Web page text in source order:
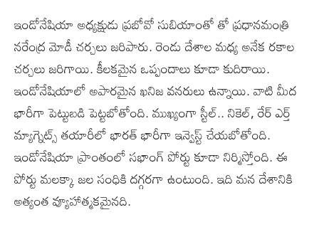
ఇండోనేషియా అధ్యక్షుడు ప్రబోవో సుబియాంతో తో ప్రధానమంత్రి
నరేంద్ర మోడీ చర్చలు జరిపారు. రెండు దేశాల మధ్య అనేక రకాల
చర్చలు జరిగాయి. కీలకమైన ఒప్పందాలు కూడా కుదిరాయి.
ఇండోనేషియాలో అపారమైన ఖనిజ వనరులు ఉన్నాయి. వాటి మీద
భారీగా పెట్టుబడి పెట్టబోతోంది. ముఖ్యంగా స్టీల్.. నికెల్, రేర్ ఎర్త్
మ్యాగ్నెట్స్ తయారీలో భారత్ భారీగా ఇన్వెస్ట్ చేయబోతోంది.
ఇండోనేషియా ప్రాంతంలో సభాంగ్ పోర్టు కూడా నిర్మిస్తోంది. ఈ
పోర్టు మలక్కా జల సంధికి దగ్గరగా ఉంటుంది. ఇది మన దేశానికి
అత్యంత వ్యూహాత్మకమైనది.